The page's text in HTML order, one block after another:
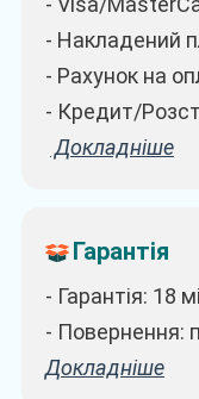
- Накладений
- Рахунок на
- Кредит/
Докладніше
Гарантія
- Гарантія: 18
- Повернення:
Докладніше